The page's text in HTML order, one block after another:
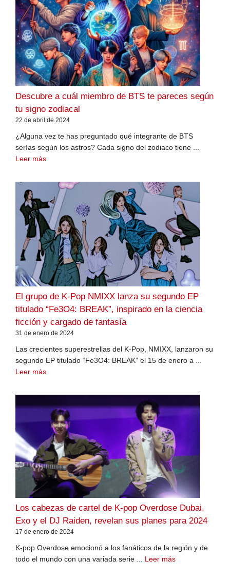
Descubre a cuál miembro de BTS te pareces según
tu signo zodiacal
22 de abril de 2024
¿Alguna vez te has preguntado qué integrante de BTS
serías según los astros? Cada signo del zodiaco tiene ...
Leer más
El grupo de K-Pop NMIXX lanza su segundo EP
titulado “Fe3O4: BREAK”, inspirado en la ciencia
ficción y cargado de fantasía
31 de enero de 2024
Las crecientes superestrellas del K-Pop, NMIXX, lanzaron su
segundo EP titulado “Fe3O4: BREAK” el 15 de enero a ...
Leer más
Los cabezas de cartel de K-pop Overdose Dubai,
Exo y el DJ Raiden, revelan sus planes para 2024
17 de enero de 2024
K-pop Overdose emocionó a los fanáticos de la región y de
todo el mundo con una variada serie ... Leer más